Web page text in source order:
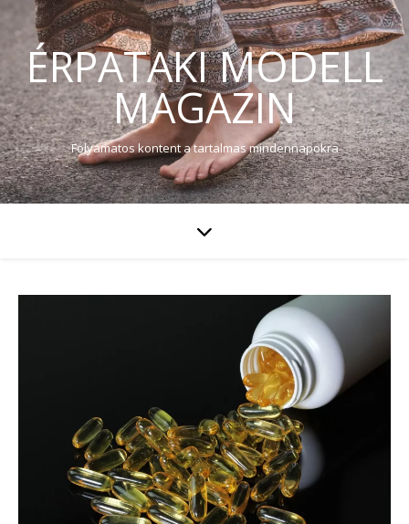
ÉRPATAKI MODELL
MAGAZIN
Folyamatos kontent a tartalmas mindennapokra